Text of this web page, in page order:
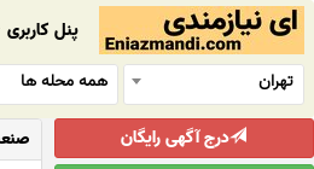
پنل کاربری
تهران
همه محله ها
درج آگهی رایگان